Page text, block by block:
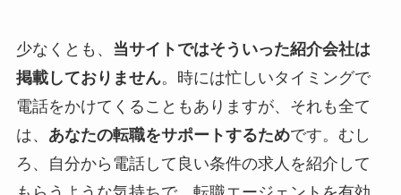
少なくとも、 当サイトではそういった紹介会社は
掲載しておりません。時には忙しいタイミングで
電話をかけてくることもありますが、それも全て
は、 あなたの転職をサポートするためです。むし
ろ、自分から電話して良い条件の求人を紹介して